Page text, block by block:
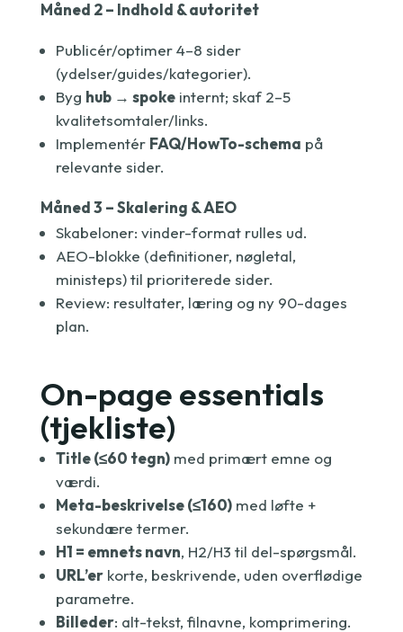
Måned 2 – Indhold & autoritet
Publicér/optimer 4–8 sider
(ydelser/guides/kategorier).
Byg hub → spokeinternt; skaf 2–5
kvalitetsomtaler/links.
Implementér FAQ/HowTo-schema på
relevante sider.
Måned 3 – Skalering & AEO
Skabeloner: vinder-format rulles ud.
AEO-blokke (definitioner, nøgletal,
ministeps) til prioriterede sider.
Review: resultater, læring og ny 90-dages
plan.
On-page essentials
(tjekliste)
Title (≤60 tegn)med primært emne og
værdi.
Meta-beskrivelse (≤160)med løfte +
sekundære termer.
H1 = emnets navn, H2/H3 til del-spørgsmål.
URL’erkorte, beskrivende, uden overflødige
parametre.
Billeder: alt-tekst, filnavne, komprimering.